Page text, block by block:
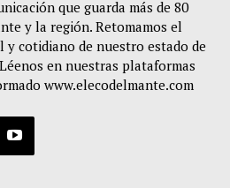
que guarda más de 80
y la región. Retomamos el
cotidiano de nuestro estado de
en nuestras plataformas
www.elecodelmante.com